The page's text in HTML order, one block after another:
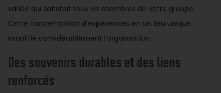
variée qui satisfait tous les membres de votre groupe.
Cette concentration d’expériences en un lieu unique
simplifie considérablement l’organisation.
Des souvenirs durables et des liens
renforcés